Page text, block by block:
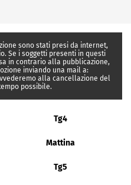
sono stati presi da internet,
Se i soggetti presenti in questi
in contrario alla pubblicazione,
inviando una mail a:
alla cancellazione del
possibile.
Tg4
Mattina
Tg5